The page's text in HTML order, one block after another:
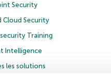
Security
Cloud Security
Training
Intelligence
les solutions